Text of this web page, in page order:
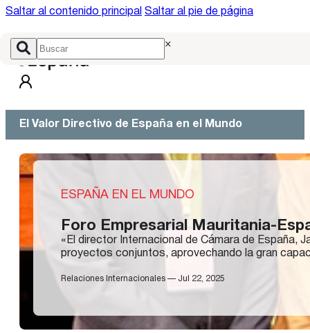
Saltar al contenido principal Saltar al pie de página
×
El Valor Directivo de España en el Mundo
ESPAÑA EN EL MUNDO
Foro Empresarial Mauritania-
«El director Internacional de Cámara de España,
proyectos conjuntos, aprovechando la gran
Relaciones Internacionales — Jul 22, 2025